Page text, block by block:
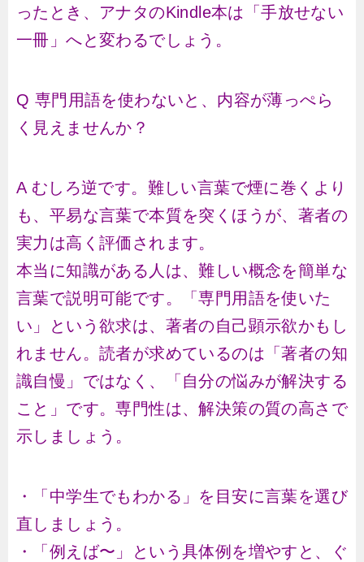
ったとき、アナタのKindle本は「手放せない
一冊」へと変わるでしょう。
Q 専門用語を使わないと、内容が薄っぺら
く見えませんか？
A むしろ逆です。難しい言葉で煙に巻くより
も、平易な言葉で本質を突くほうが、著者の
実力は高く評価されます。
本当に知識がある人は、難しい概念を簡単な
言葉で説明可能です。「専門用語を使いた
い」という欲求は、著者の自己顕示欲かもし
れません。読者が求めているのは「著者の知
識自慢」ではなく、「自分の悩みが解決する
こと」です。専門性は、解決策の質の高さで
示しましょう。
・「中学生でもわかる」を目安に言葉を選び
直しましょう。
・「例えば〜」という具体例を増やすと、ぐ